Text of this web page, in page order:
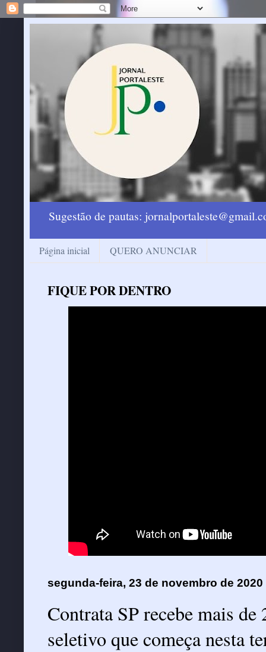
Sugestão de pautas:
Página inicial QUERO ANUNCIAR
FIQUE POR DENTRO
segunda-feira, 23 de novembro de 2020
Contrata SP recebe mais
seletivo que começa nesta